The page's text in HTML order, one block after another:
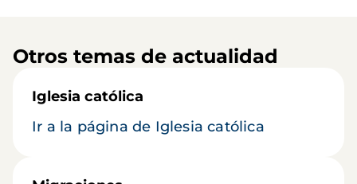
Otros temas de actualidad
Iglesia católica
Ir a la página de Iglesia católica